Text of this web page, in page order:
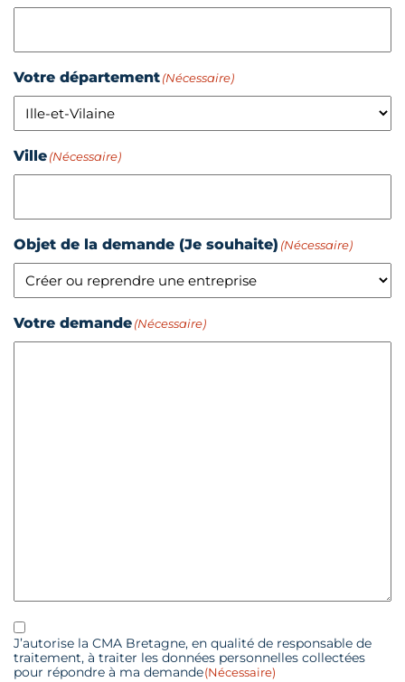
Votre département(Nécessaire)
Ville(Nécessaire)
Objet de la demande (Je souhaite) (Nécessaire)
Votre demande(Nécessaire)
RGPD
J’autorise la CMA Bretagne, en qualité de responsable de
traitement, à traiter les données personnelles collectées
pour répondre à ma demande(Nécessaire)